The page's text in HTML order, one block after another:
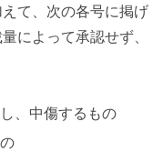
て、次の各号に掲げ
によって承認せず、
、中傷するもの